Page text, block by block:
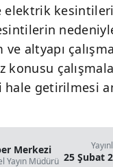
kesintileri
ve altyapı
konusu
hale getirilmesi
Merkezi
Yayın Müdürü 25 Şubat